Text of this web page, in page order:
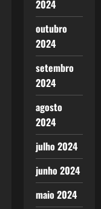
2024
outubro
2024
setembro
2024
agosto
2024
julho 2024
junho 2024
maio 2024